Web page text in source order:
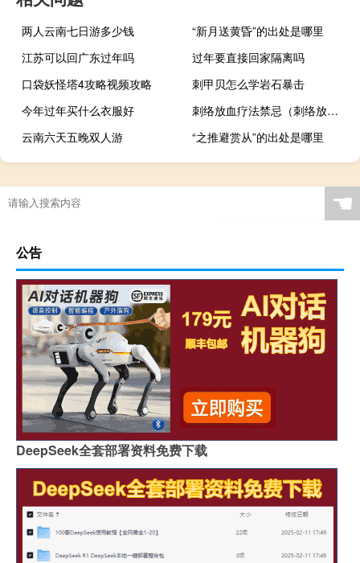
两人云南七日游多少钱
“新月送黄昏”的出处是哪里
江苏可以回广东过年吗
过年要直接回家隔离吗
口袋妖怪塔4攻略视频攻略
刺甲贝怎么学岩石暴击
今年过年买什么衣服好
刺络放血疗法禁忌（刺络放血疗法利弊）
云南六天五晚双人游
“之推避赏从”的出处是哪里
☚
公告
DeepSeek全套部署资料免费下载